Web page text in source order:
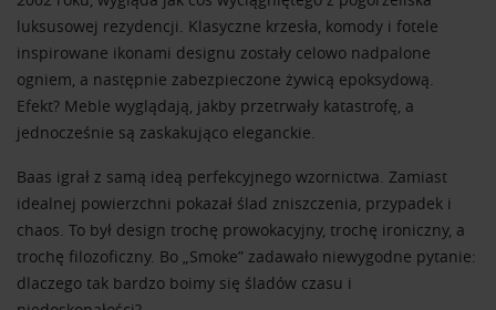
luksusowej rezydencji. Klasyczne krzesła, komody i fotele
inspirowane ikonami designu zostały celowo nadpalone
ogniem, a następnie zabezpieczone żywicą epoksydową.
Efekt? Meble wyglądają, jakby przetrwały katastrofę, a
jednocześnie są zaskakująco eleganckie.
Baas igrał z samą ideą perfekcyjnego wzornictwa. Zamiast
idealnej powierzchni pokazał ślad zniszczenia, przypadek i
chaos. To był design trochę prowokacyjny, trochę ironiczny, a
trochę filozoficzny. Bo „Smoke” zadawało niewygodne pytanie:
dlaczego tak bardzo boimy się śladów czasu i